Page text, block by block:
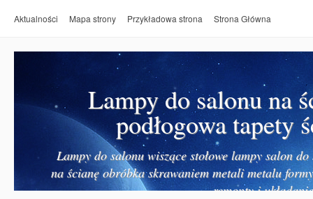
Aktualności Mapa strony Przykładowa strona Strona Główna
Lampy do salonu na
podłogowa tapety
Lampy do salonu wiszące stołowe lampy salon
na ścianę obróbka skrawaniem metali metalu
remonty i